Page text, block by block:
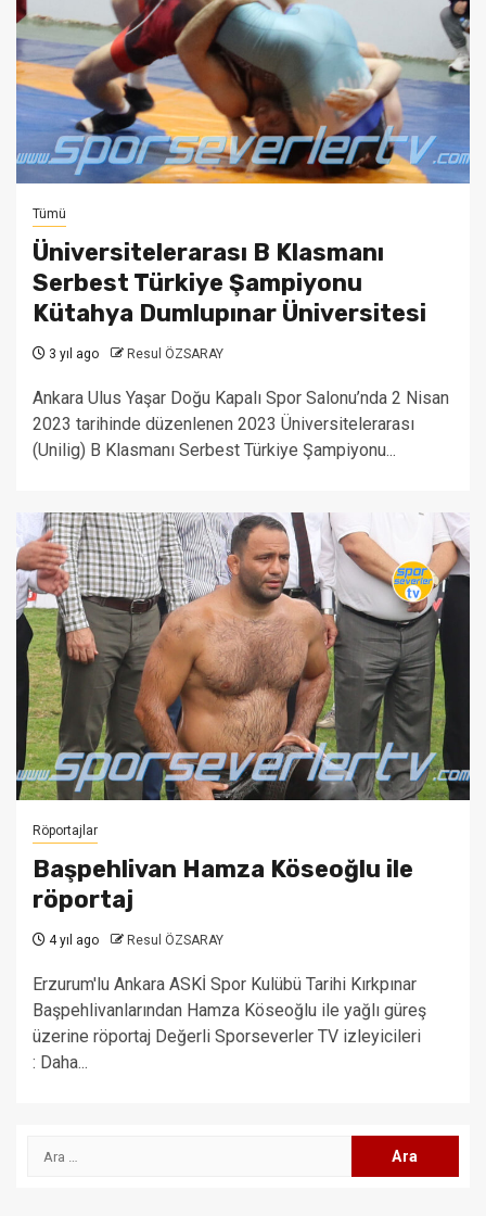
Tümü
Üniversitelerarası B Klasmanı
Serbest Türkiye Şampiyonu
Kütahya Dumlupınar Üniversitesi
3 yıl ago Resul ÖZSARAY
Ankara Ulus Yaşar Doğu Kapalı Spor Salonu’nda 2 Nisan
2023 tarihinde düzenlenen 2023 Üniversitelerarası
(Unilig) B Klasmanı Serbest Türkiye Şampiyonu...
Röportajlar
Başpehlivan Hamza Köseoğlu ile
röportaj
4 yıl ago Resul ÖZSARAY
Erzurum'lu Ankara ASKİ Spor Kulübü Tarihi Kırkpınar
Başpehlivanlarından Hamza Köseoğlu ile yağlı güreş
üzerine röportaj Değerli Sporseverler TV izleyicileri
: Daha...
Arama: